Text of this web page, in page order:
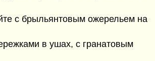
с брыльянтовым ожерельем на
в ушах, с гранатовым